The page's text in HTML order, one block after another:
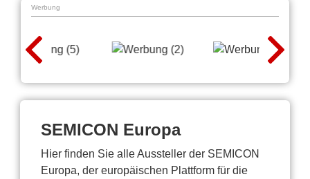
Werbung
SEMICON Europa
Hier finden Sie alle Aussteller der SEMICON
Europa, der europäischen Plattform für die